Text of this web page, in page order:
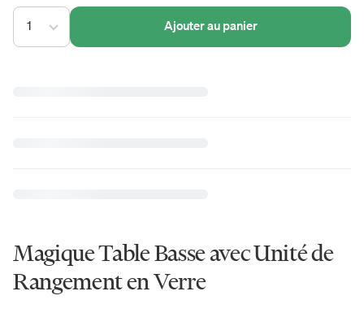
1 Ajouter au panier
Magique Table Basse avec Unité de
Rangement en Verre